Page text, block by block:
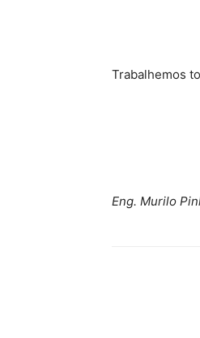
Trabalhemos
Eng. Murilo